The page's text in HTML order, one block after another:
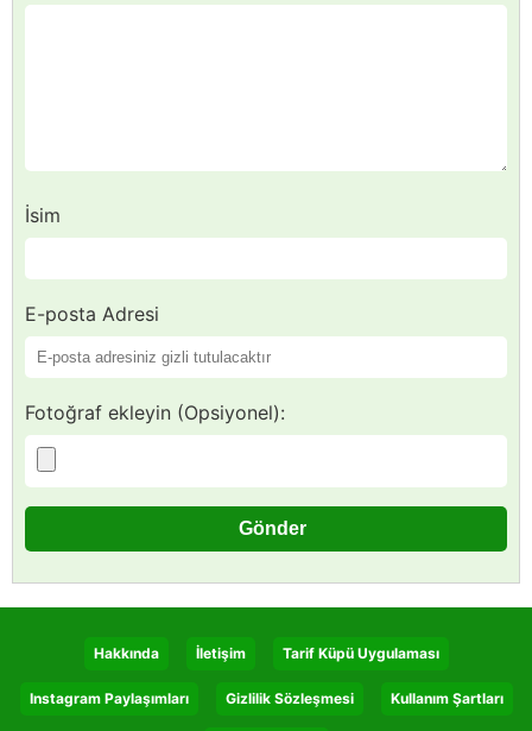
İsim
E-posta Adresi
Fotoğraf ekleyin (Opsiyonel):
Hakkında İletişim Tarif Küpü Uygulaması
Instagram Paylaşımları Gizlilik Sözleşmesi Kullanım Şartları